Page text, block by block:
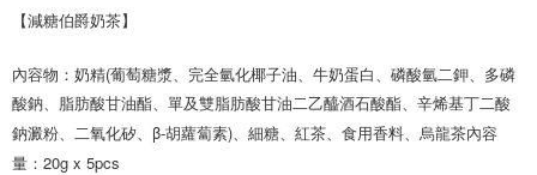
【減糖伯爵奶茶】
內容物：奶精(葡萄糖漿、完全氫化椰子油、牛奶蛋白、磷酸氫二鉀、多磷
酸鈉、脂肪酸甘油酯、單及雙脂肪酸甘油二乙醯酒石酸酯、辛烯基丁二酸
鈉澱粉、二氧化矽、β-胡蘿蔔素)、細糖、紅茶、食用香料、烏龍茶內容
量：20g x 5pcs